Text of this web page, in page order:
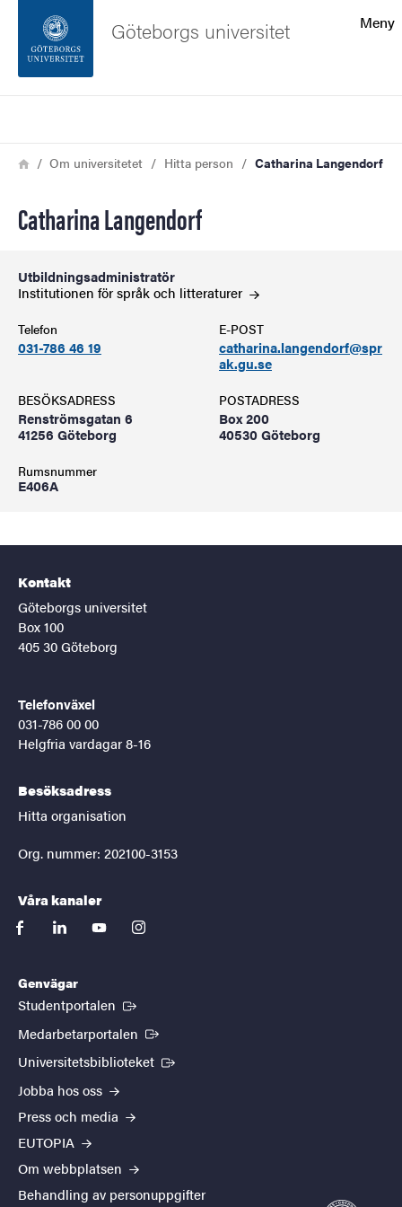
Sidfoten
Meny
Göteborgs universitet
Länkstig
HemOm universitetet Hitta person Catharina Langendorf
Catharina Langendorf
Utbildningsadministratör
Institutionen för språk och litteraturer
Telefon
031-786 46 19
E-POST
catharina.langendorf@spr
ak.gu.se
BESÖKSADRESS
Renströmsgatan 6
41256 Göteborg
Rumsnummer
E406A
POSTADRESS
Box 200
40530 Göteborg
Kontakt
Göteborgs universitet
Box 100
405 30 Göteborg
Telefonväxel
031-786 00 00
Helgfria vardagar 8-16
Besöksadress
Hitta organisation
Org. nummer: 202100-3153
Våra kanaler
facebooklinkedinyoutubeinstagram
Genvägar
Studentportalen (Extern länk)
Medarbetarportalen (Extern länk)
Universitetsbiblioteket (Extern länk)
Jobba hos oss
Press och media
EUTOPIA
Om webbplatsen
Behandling av personuppgifter